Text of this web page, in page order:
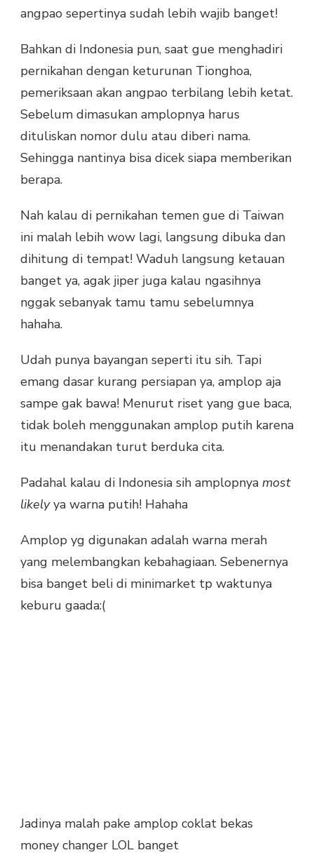
angpao sepertinya sudah lebih wajib banget!
Bahkan di Indonesia pun, saat gue menghadiri
pernikahan dengan keturunan Tionghoa,
pemeriksaan akan angpao terbilang lebih ketat.
Sebelum dimasukan amplopnya harus
dituliskan nomor dulu atau diberi nama.
Sehingga nantinya bisa dicek siapa memberikan
berapa.
Nah kalau di pernikahan temen gue di Taiwan
ini malah lebih wow lagi, langsung dibuka dan
dihitung di tempat! Waduh langsung ketauan
banget ya, agak jiper juga kalau ngasihnya
nggak sebanyak tamu tamu sebelumnya
hahaha.
Udah punya bayangan seperti itu sih. Tapi
emang dasar kurang persiapan ya, amplop aja
sampe gak bawa! Menurut riset yang gue baca,
tidak boleh menggunakan amplop putih karena
itu menandakan turut berduka cita.
Padahal kalau di Indonesia sih amplopnya most
likelyya warna putih! Hahaha
Amplop yg digunakan adalah warna merah
yang melembangkan kebahagiaan. Sebenernya
bisa banget beli di minimarket tp waktunya
keburu gaada:(
Jadinya malah pake amplop coklat bekas
money changer LOL banget